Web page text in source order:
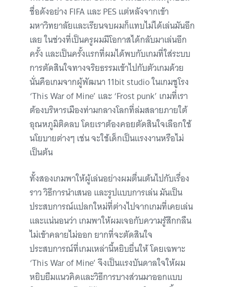
ชื่อดังอย่าง FIFA และ PES แต่หลังจากเข้า
มหาวิทยาลัยและเรียนจบผมก็แทบไม่ได้เล่นมันอีก
เลย ในช่วงที่เป็นครูผมมีโอกาสได้กลับมาเล่นอีก
ครั้ง และเป็นครั้งแรกที่ผมได้พบกับเกมที่ใส่ระบบ
การตัดสินใจทางจริยธรรมเข้าไปกับตัวเกมด้วย
นั่นคือเกมจากผู้พัฒนา 11bit studio ในเกมชูโรง
‘This War of Mine’ และ ‘Frost punk’ เกมที่เรา
ต้องบริหารเมืองท่ามกลางโลกที่ล่มสลายภายใต้
อุณหภูมิติดลบ โดยเราต้องคอยตัดสินใจเลือกใช้
นโยบายต่างๆ เช่น จะใช้เด็กเป็นแรงงานหรือไม่
เป็นต้น
ทั้งสองเกมพาให้ผู้เล่นอย่างผมตื่นเต้นไปกับเรื่อง
ราว วิธีการนำเสนอ และรูปแบบการเล่น มันเป็น
ประสบการณ์แปลกใหม่ที่ต่างไปจากเกมที่เคยเล่น
และแน่นอนว่า เกมพาให้ผมเจอกับความรู้สึกกลืน
ไม่เข้าคลายไม่ออก ยากที่จะตัดสินใจ
ประสบการณ์ที่เกมเหล่านี้หยิบยื่นให้ โดยเฉพาะ
‘This War of Mine’ จึงเป็นแรงบันดาลใจให้ผม
หยิบยืมแนวคิดและวิธีการบางส่วนมาออกแบบ